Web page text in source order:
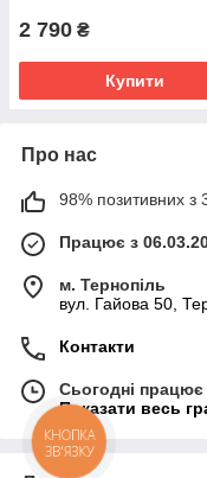
2 790 ₴
Купити
Про нас
98% позитивних з
Працює з
м. Тернопіль
вул. Гайова 50,
Контакти
Сьогодні
Показати весь
КНОПКА
ЗВ'ЯЗКУ